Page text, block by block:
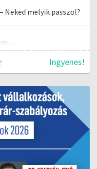
Neked melyik passzol?
Szociálpedagógus, Táplálkozási tanácsadó, Mozgásterápiás szemléletű fejlesztő
Ingyenes!